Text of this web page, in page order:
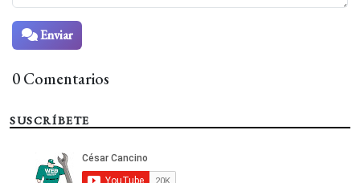
Enviar
0 Comentarios
SUSCRÍBETE